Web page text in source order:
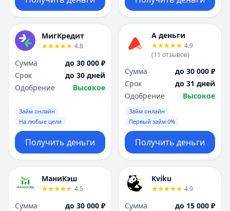
МигКредит
4.8
Сумма
до 30 000 ₽
Срок
до 30 дней
Одобрение
Высокое
Займ онлайн
На любые цели
Получить деньги
А деньги
4.9
(11 отзывов)
Сумма
до 30 000 ₽
Срок
до 31 дней
Одобрение
Высокое
Займ онлайн
Первый займ 0%
Получить деньги
МаниКэш
4.5
Сумма
до 30 000 ₽
Kviku
4.9
Сумма
до 15 000 ₽